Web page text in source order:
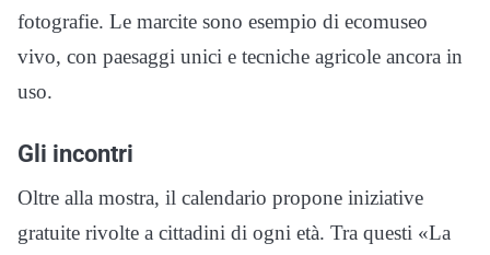
fotografie. Le marcite sono esempio di ecomuseo
vivo, con paesaggi unici e tecniche agricole ancora in
uso.
Gli incontri
Oltre alla mostra, il calendario propone iniziative
gratuite rivolte a cittadini di ogni età. Tra questi «La